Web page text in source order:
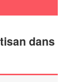
dans